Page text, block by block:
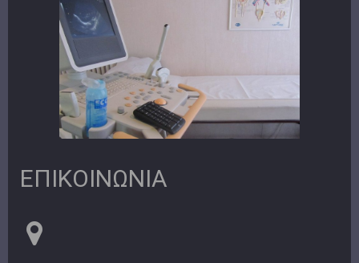
ΕΠΙΚΟΙΝΩΝΙΑ